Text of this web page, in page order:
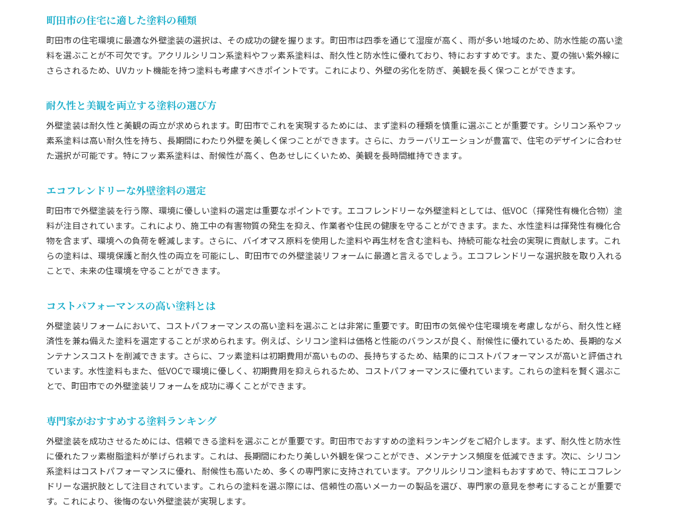
美観を保つための塗装メンテナンス
汚れやすい場所のケア方法
美観を損なわないための注意点
町田市の住宅に適した塗料の種類
町田市の住宅環境に最適な外壁塗装の選択は、その成功の鍵を握ります。町田市は四季を通じて湿度が高く、雨が多い地域のため、防水性能の高い塗
料を選ぶことが不可欠です。アクリルシリコン系塗料やフッ素系塗料は、耐久性と防水性に優れており、特におすすめです。また、夏の強い紫外線に
さらされるため、UVカット機能を持つ塗料も考慮すべきポイントです。これにより、外壁の劣化を防ぎ、美観を長く保つことができます。
耐久性と美観を両立する塗料の選び方
外壁塗装は耐久性と美観の両立が求められます。町田市でこれを実現するためには、まず塗料の種類を慎重に選ぶことが重要です。シリコン系やフッ
素系塗料は高い耐久性を持ち、長期間にわたり外壁を美しく保つことができます。さらに、カラーバリエーションが豊富で、住宅のデザインに合わせ
た選択が可能です。特にフッ素系塗料は、耐候性が高く、色あせしにくいため、美観を長時間維持できます。
エコフレンドリーな外壁塗料の選定
町田市で外壁塗装を行う際、環境に優しい塗料の選定は重要なポイントです。エコフレンドリーな外壁塗料としては、低VOC（揮発性有機化合物）塗
料が注目されています。これにより、施工中の有害物質の発生を抑え、作業者や住民の健康を守ることができます。また、水性塗料は揮発性有機化合
物を含まず、環境への負荷を軽減します。さらに、バイオマス原料を使用した塗料や再生材を含む塗料も、持続可能な社会の実現に貢献します。これ
らの塗料は、環境保護と耐久性の両立を可能にし、町田市での外壁塗装リフォームに最適と言えるでしょう。エコフレンドリーな選択肢を取り入れる
ことで、未来の住環境を守ることができます。
コストパフォーマンスの高い塗料とは
外壁塗装リフォームにおいて、コストパフォーマンスの高い塗料を選ぶことは非常に重要です。町田市の気候や住宅環境を考慮しながら、耐久性と経
済性を兼ね備えた塗料を選定することが求められます。例えば、シリコン塗料は価格と性能のバランスが良く、耐候性に優れているため、長期的なメ
ンテナンスコストを削減できます。さらに、フッ素塗料は初期費用が高いものの、長持ちするため、結果的にコストパフォーマンスが高いと評価され
ています。水性塗料もまた、低VOCで環境に優しく、初期費用を抑えられるため、コストパフォーマンスに優れています。これらの塗料を賢く選ぶこ
とで、町田市での外壁塗装リフォームを成功に導くことができます。
専門家がおすすめする塗料ランキング
外壁塗装を成功させるためには、信頼できる塗料を選ぶことが重要です。町田市でおすすめの塗料ランキングをご紹介します。まず、耐久性と防水性
に優れたフッ素樹脂塗料が挙げられます。これは、長期間にわたり美しい外観を保つことができ、メンテナンス頻度を低減できます。次に、シリコン
系塗料はコストパフォーマンスに優れ、耐候性も高いため、多くの専門家に支持されています。アクリルシリコン塗料もおすすめで、特にエコフレン
ドリーな選択肢として注目されています。これらの塗料を選ぶ際には、信頼性の高いメーカーの製品を選び、専門家の意見を参考にすることが重要で
す。これにより、後悔のない外壁塗装が実現します。